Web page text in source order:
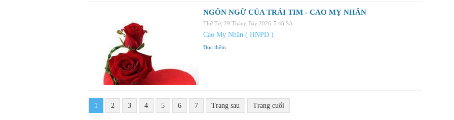
NGÔN NGỮ CỦA TRÁI TIM - CAO MỴ NHÂN
Thứ Tư, 29 Tháng Bảy 2026 5:48 SA
Cao Mỵ Nhân ( HNPD )
Đọc thêm
1 2 3 4 5 6 7 Trang sau Trang cuối